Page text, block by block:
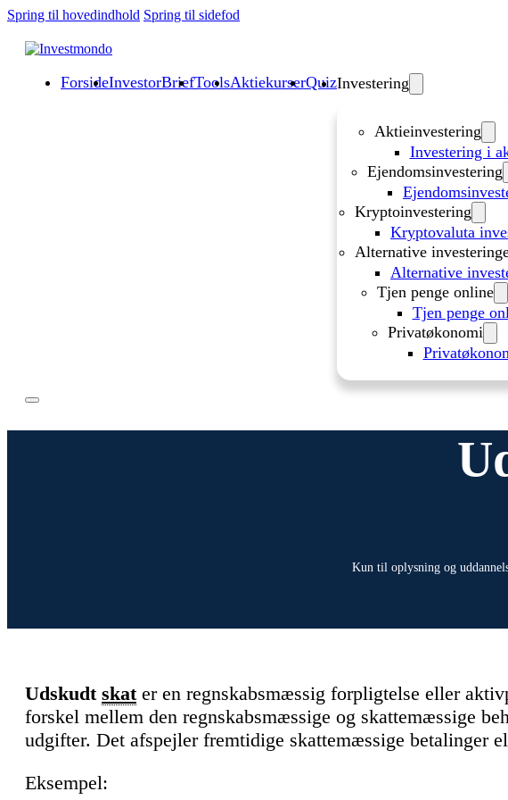
Spring til hovedindhold Spring til sidefod
ForsideInvestorBriefToolsAktiekurserQuizInvestering
Aktieinvestering
Investering i
Ejendomsinvestering
Kryptoinvestering
Kryptovaluta
Alternative
Alternative
Tjen penge online
Tjen penge
Privatøkonomi
Kun til oplysning og
Udskudt skater en regnskabsmæssig forpligtelse eller
forskel mellem den regnskabsmæssige og skattemæssige
udgifter. Det afspejler fremtidige skattemæssige betalinger
Eksempel: